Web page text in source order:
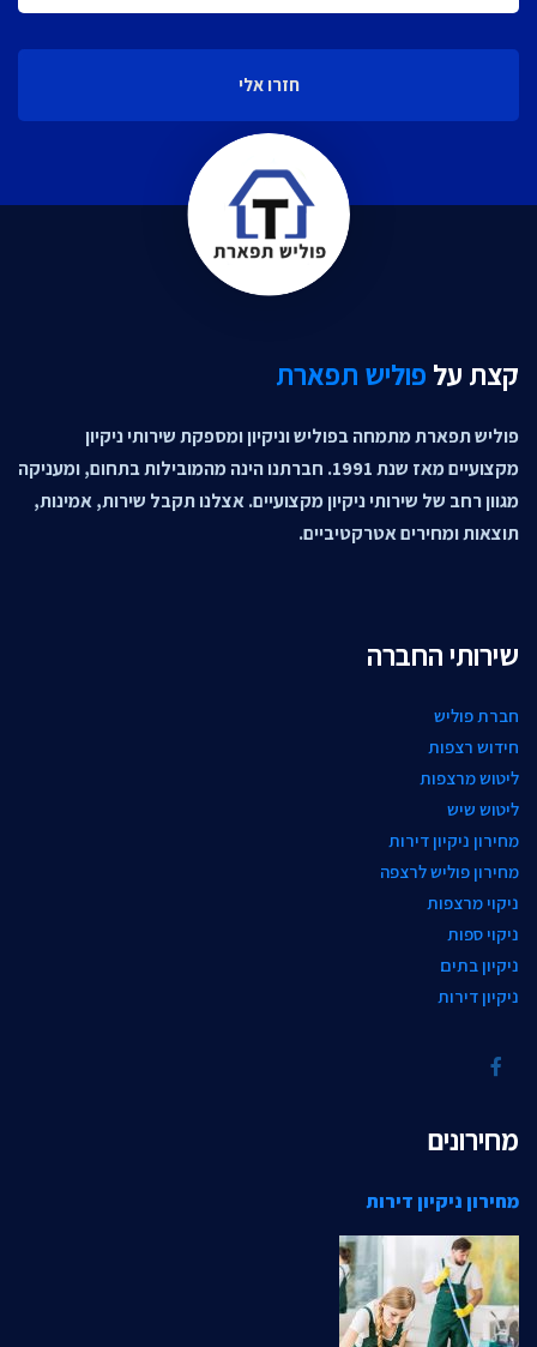
חזרו אלי
קצת על פוליש תפארת
פוליש תפארת מתמחה בפוליש וניקיון ומספקת שירותי ניקיון
מקצועיים מאז שנת 1991. חברתנו הינה מהמובילות בתחום, ומעניקה
מגוון רחב של שירותי ניקיון מקצועיים. אצלנו תקבל שירות, אמינות,
תוצאות ומחירים אטרקטיביים.
שירותי החברה
חברת פוליש
חידוש רצפות
ליטוש מרצפות
ליטוש שיש
מחירון ניקיון דירות
מחירון פוליש לרצפה
ניקוי מרצפות
ניקוי ספות
ניקיון בתים
ניקיון דירות
מחירונים
מחירון ניקיון דירות